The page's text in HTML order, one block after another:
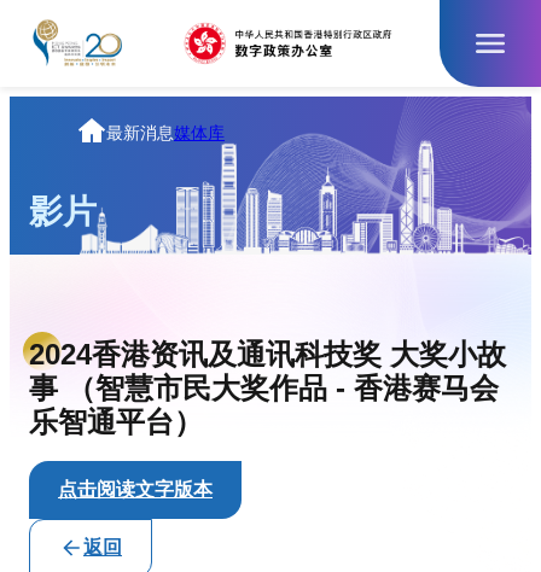
要
主
页
最新消息媒体库
影片
2024香港资讯及通讯科技奖 大奖小故
事​ （智慧市民大奖作品 - 香港赛马会
乐智通平台）
点击阅读文字版本
返回